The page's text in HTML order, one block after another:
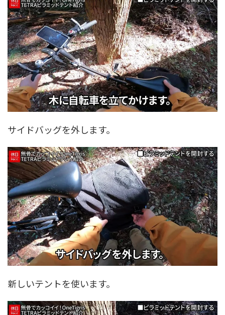
サイドバッグを外します。
新しいテントを使います。